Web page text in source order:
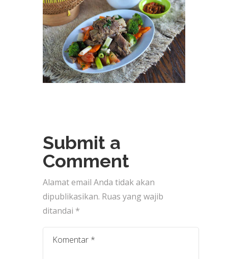
Submit a
Comment
Alamat email Anda tidak akan
dipublikasikan. Ruas yang wajib
ditandai *